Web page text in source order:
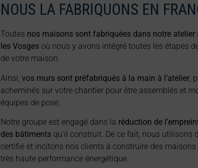
NOUS LA FABRIQUONS EN
Toutes nos maisons sont fabriquées dans notre atelier
les Vosges où nous y avons intégré toutes les étapes
de votre maison.
Ainsi,vos murs sont préfabriqués à la main à l’atelier ,
acheminés sur votre chantier pour être assemblés et
équipes de pose.
Notre groupe est engagé dans la réduction de
des bâtiments qu’il construit. De ce fait, nous utilisons
certifié et incitons nos clients à construire des
très haute performance énergétique.